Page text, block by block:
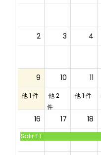
2 3 4
9 10 11
他 1 件
他 2
件
他 1 件
16 17 18
Salir TT